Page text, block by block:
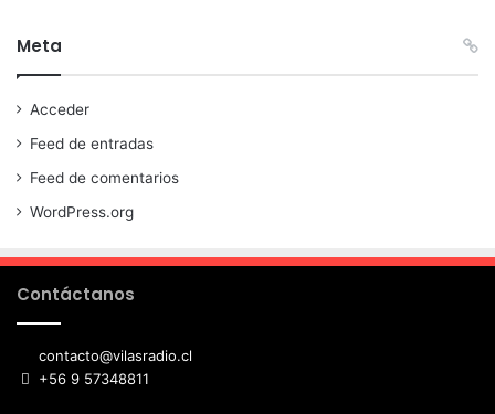
Meta
Acceder
Feed de entradas
Feed de comentarios
WordPress.org
Contáctanos
contacto@vilasradio.cl
+56 9 57348811